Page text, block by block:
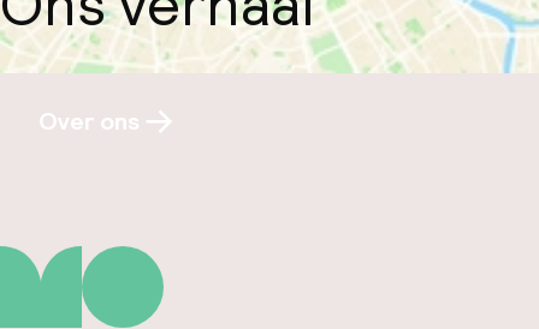
Over ons